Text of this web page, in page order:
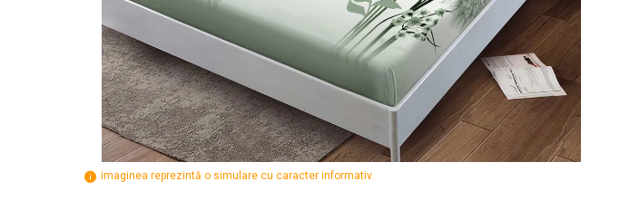
imaginea reprezintă o simulare cu caracter informativ.